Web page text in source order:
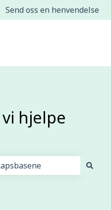
Send oss en henvendelse
hjelpe